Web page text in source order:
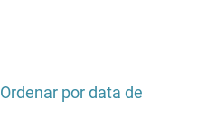
Ordenar por data de